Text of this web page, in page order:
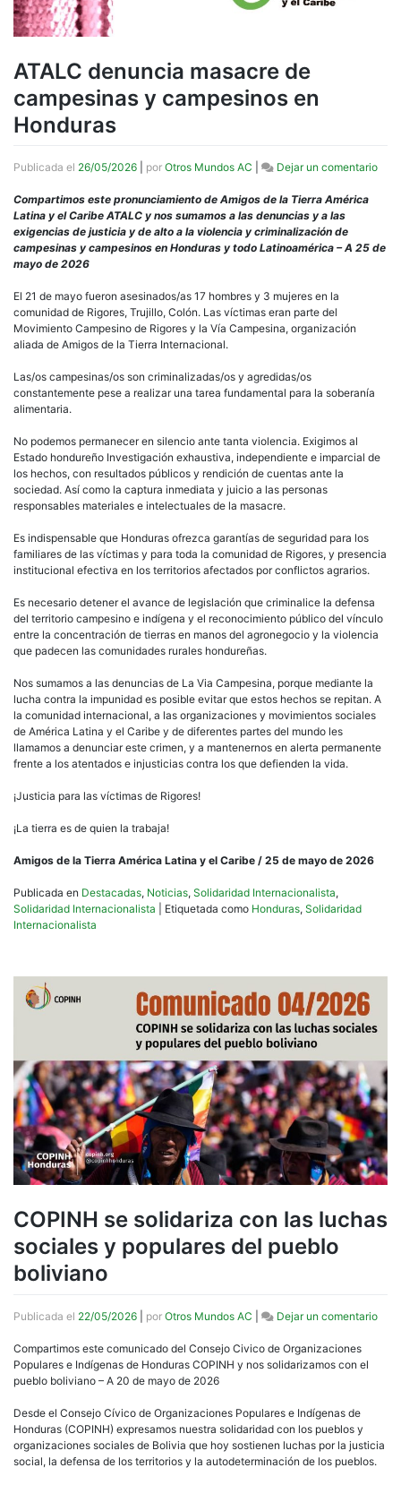
ATALC denuncia masacre de
campesinas y campesinos en
Honduras
Publicada el 26/05/2026 por Otros Mundos AC Dejar un comentarioen
Compartimos este pronunciamiento de Amigos de la Tierra América
Latina y el Caribe ATALC y nos sumamos a las denuncias y a las
exigencias de justicia y de alto a la violencia y criminalización de
campesinas y campesinos en Honduras y todo Latinoamérica – A 25 de
mayo de 2026
El 21 de mayo fueron asesinados/as 17 hombres y 3 mujeres en la
comunidad de Rigores, Trujillo, Colón. Las víctimas eran parte del
Movimiento Campesino de Rigores y la Vía Campesina, organización
aliada de Amigos de la Tierra Internacional.
Las/os campesinas/os son criminalizadas/os y agredidas/os
constantemente pese a realizar una tarea fundamental para la soberanía
alimentaria.
No podemos permanecer en silencio ante tanta violencia. Exigimos al
Estado hondureño Investigación exhaustiva, independiente e imparcial de
los hechos, con resultados públicos y rendición de cuentas ante la
sociedad. Así como la captura inmediata y juicio a las personas
responsables materiales e intelectuales de la masacre.
Es indispensable que Honduras ofrezca garantías de seguridad para los
familiares de las víctimas y para toda la comunidad de Rigores, y presencia
institucional efectiva en los territorios afectados por conflictos agrarios.
Es necesario detener el avance de legislación que criminalice la defensa
del territorio campesino e indígena y el reconocimiento público del vínculo
entre la concentración de tierras en manos del agronegocio y la violencia
que padecen las comunidades rurales hondureñas.
Nos sumamos a las denuncias de La Via Campesina, porque mediante la
lucha contra la impunidad es posible evitar que estos hechos se repitan. A
la comunidad internacional, a las organizaciones y movimientos sociales
de América Latina y el Caribe y de diferentes partes del mundo les
llamamos a denunciar este crimen, y a mantenernos en alerta permanente
frente a los atentados e injusticias contra los que defienden la vida.
¡Justicia para las víctimas de Rigores!
¡La tierra es de quien la trabaja!
Amigos de la Tierra América Latina y el Caribe / 25 de mayo de 2026
Publicada en Destacadas, Noticias, Solidaridad Internacionalista,
Solidaridad Internacionalista
Etiquetada como Honduras, Solidaridad
Internacionalista
COPINH se solidariza con las luchas
sociales y populares del pueblo
boliviano
Publicada el 22/05/2026 por Otros Mundos AC Dejar un comentarioen
y
Compartimos este comunicado del Consejo Civico de Organizaciones
Populares e Indígenas de Honduras COPINH y nos solidarizamos con el
pueblo boliviano – A 20 de mayo de 2026
Desde el Consejo Cívico de Organizaciones Populares e Indígenas de
Honduras (COPINH) expresamos nuestra solidaridad con los pueblos y
organizaciones sociales de Bolivia que hoy sostienen luchas por la justicia
social, la defensa de los territorios y la autodeterminación de los pueblos.